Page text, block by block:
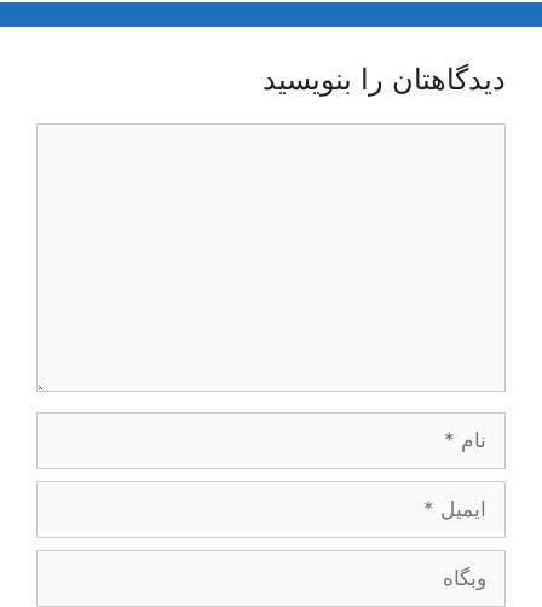
دیدگاهتان را بنویسید
ایمیل
وبگاه